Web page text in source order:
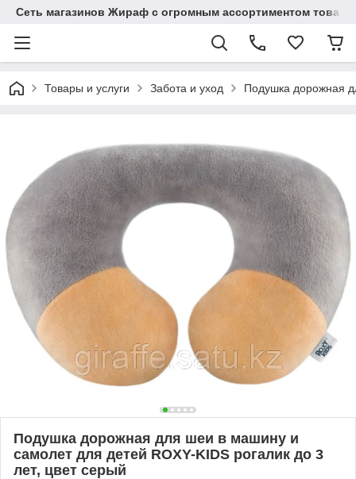
Сеть магазинов Жираф с огромным ассортиментом
Товары и услуги Забота и уход Подушка дорожная
Подушка дорожная для шеи в машину и
самолет для детей ROXY-KIDS рогалик до 3
лет, цвет серый